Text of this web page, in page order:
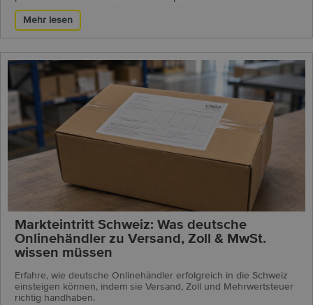
Mehr lesen
Markteintritt Schweiz: Was deutsche
Onlinehändler zu Versand, Zoll & MwSt.
wissen müssen
Erfahre, wie deutsche Onlinehändler erfolgreich in die Schweiz
einsteigen können, indem sie Versand, Zoll und Mehrwertsteuer
richtig handhaben.